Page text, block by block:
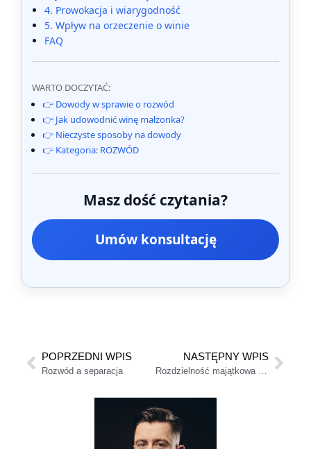
4. Prowokacja i wiarygodność
5. Wpływ na orzeczenie o winie
FAQ
WARTO DOCZYTAĆ:
👉 Dowody w sprawie o rozwód
👉 Jak udowodnić winę małżonka?
👉 Nieczyste sposoby na dowody
👉 Kategoria: ROZWÓD
Masz dość czytania?
Umów konsultację
POPRZEDNI WPIS
Rozwód a separacja
NASTĘPNY WPIS